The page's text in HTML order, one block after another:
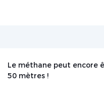
Le méthane peut encore
50 mètres !